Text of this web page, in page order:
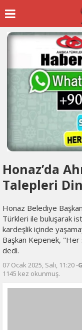
Honaz’da
Talepleri
Honaz Belediye
Türkleri ile buluşarak
kardeşlik içinde
Başkan Kepenek,
dedi.
07 Ocak 2025, Salı, 11:20 -
1145 kez okunmuş.